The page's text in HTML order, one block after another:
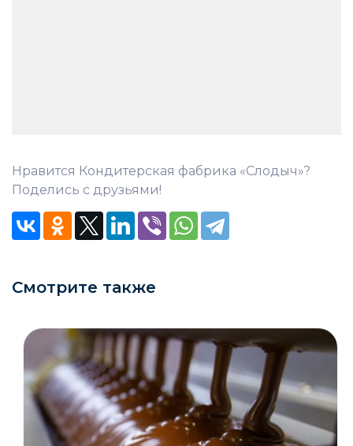
Нравится Кондитерская фабрика «Слодыч»?
Поделись с друзьями!
Смотрите также